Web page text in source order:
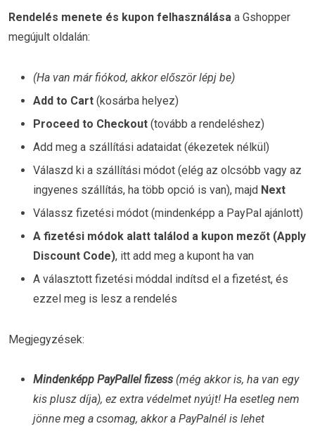
Rendelés menete és kupon felhasználása a Gshopper
megújult oldalán:
(Ha van már fiókod, akkor először lépj be)
Add to Cart (kosárba helyez)
Proceed to Checkout (tovább a rendeléshez)
Add meg a szállítási adataidat (ékezetek nélkül)
Válaszd ki a szállítási módot (elég az olcsóbb vagy az
ingyenes szállítás, ha több opció is van), majd Next
Válassz fizetési módot (mindenképp a PayPal ajánlott)
A fizetési módok alatt találod a kupon mezőt (Apply
Discount Code), itt add meg a kupont ha van
A választott fizetési móddal indítsd el a fizetést, és
ezzel meg is lesz a rendelés
Megjegyzések:
Mindenképp PayPallel fizess (még akkor is, ha van egy
kis plusz díja), ez extra védelmet nyújt! Ha esetleg nem
jönne meg a csomag, akkor a PayPalnél is lehet